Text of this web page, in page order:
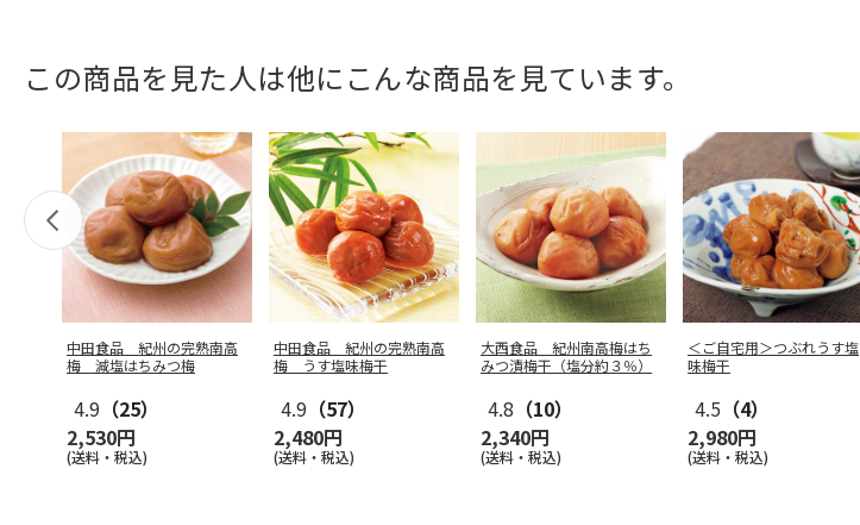
この商品を見た人は他にこんな商品を見ています。
中田食品 紀州の完熟南高
梅 減塩はちみつ梅
4.9 （25）
2,530円
(送料・税込)
中田食品 紀州の完熟南高
梅 うす塩味梅干
4.9 （57）
2,480円
(送料・税込)
大西食品 紀州南高梅はち
みつ漬梅干（塩分約３％）
4.8 （10）
2,340円
(送料・税込)
＜ご自宅用＞つぶれうす塩
味梅干
4.5 （4）
2,980円
(送料・税込)